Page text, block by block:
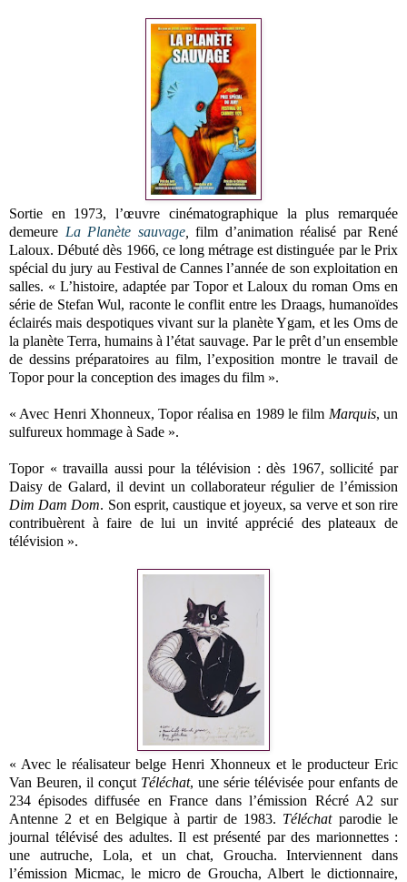
Sortie en 1973, l’œuvre cinématographique la plus remarquée
demeure La Planète sauvage,
film d’animation réalisé par René
Laloux. Débuté dès 1966, ce long métrage est distinguée par le Prix
spécial du jury au Festival de Cannes l’année de son exploitation en
salles. « L’histoire, adaptée par Topor et Laloux du roman Oms en
série de Stefan Wul, raconte le conflit entre les Draags, humanoïdes
éclairés mais despotiques vivant sur la planète Ygam, et les Oms de
la planète Terra, humains à l’état sauvage. Par le prêt d’un ensemble
de dessins préparatoires au film, l’exposition montre le travail de
Topor pour la conception des images du film ».
« Avec Henri Xhonneux, Topor réalisa en 1989 le film Marquis, un
sulfureux hommage à Sade ».
Topor « travailla aussi pour la télévision : dès 1967, sollicité par
Daisy de Galard, il devint un collaborateur régulier de l’émission
Dim Dam Dom. Son esprit, caustique et joyeux, sa verve et son rire
contribuèrent à faire de lui un invité apprécié des plateaux de
télévision ».
« Avec le réalisateur belge Henri Xhonneux et le producteur Eric
Van Beuren, il conçut Téléchat, une série télévisée pour enfants de
234 épisodes diffusée en France dans l’émission Récré A2 sur
Antenne 2 et en Belgique à partir de 1983. Téléchat parodie le
journal télévisé des adultes. Il est présenté par des marionnettes :
une autruche, Lola, et un chat, Groucha. Interviennent dans
l’émission Micmac, le micro de Groucha, Albert le dictionnaire,